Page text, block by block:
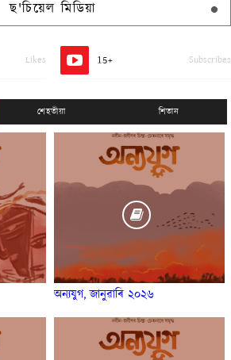
ছ'চিয়েল মিডিয়া
Likes 15+ Subscribes
শেহতীয়া শিতান
অন্যযুগ, জানুৱাৰি ২০২৬